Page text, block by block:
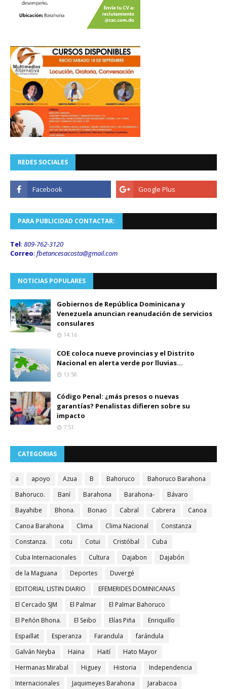
REDES SOCIALES
PARA PUBLICIDAD CONTACTAR:
Tel: 809-762-3120
Correo: fbetancesacosta@gmail.com
NOTICIAS POPULARES
Gobiernos de República Dominicana y
Venezuela anuncian reanudación de servicios
consulares
14:16
COE coloca nueve provincias y el Distrito
Nacional en alerta verde por lluvias...
13:58
Código Penal: ¿más presos o nuevas
garantías? Penalistas difieren sobre su
impacto
7:51
CATEGORIAS
a apoyo Azua B Bahoruco
Bahoruco Barahona
Bahoruco.
Baní Barahona Barahona-
Bávaro
Bayahibe
Bhona. Bonao Cabral Cabrera
Canoa
Canoa Barahona
Clima Clima Nacional
Constanza
Constanza.
cotu Cotui Cristóbal
Cuba
Cuba Internacionales
Cultura Dajabon
Dajabón
de la Maguana
Deportes
Duvergé
EDITORIAL LISTIN DIARIO
EFEMERIDES DOMINICANAS
El Cercado SJM
El Palmar
El Palmar Bahoruco
El Peñón Bhona.
El Seibo Elías Piña
Enriquillo
Espaillat
Esperanza Farandula
farándula
Galván Neyba
Haina Haití
Hato Mayor
Hermanas Mirabal
Higuey Historia
Independencia
Internacionales
Jaquimeyes Barahona
Jarabacoa